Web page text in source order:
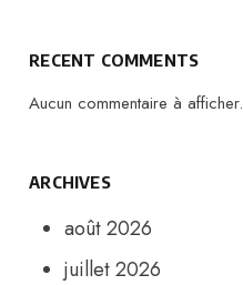
RECENT COMMENTS
Aucun commentaire à afficher.
ARCHIVES
août 2026
juillet 2026